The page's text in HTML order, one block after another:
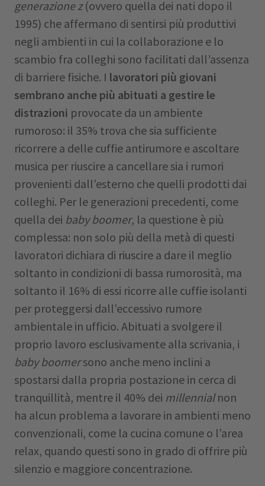
generazione z(ovvero quella dei nati dopo il
1995) che affermano di sentirsi più produttivi
negli ambienti in cui la collaborazione e lo
scambio fra colleghi sono facilitati dall’assenza
di barriere fisiche. I lavoratori più giovani
sembrano anche più abituati a gestire le
distrazioni provocate da un ambiente
rumoroso: il 35% trova che sia sufficiente
ricorrere a delle cuffie antirumore e ascoltare
musica per riuscire a cancellare sia i rumori
provenienti dall’esterno che quelli prodotti dai
colleghi. Per le generazioni precedenti, come
quella dei baby boomer, la questione è più
complessa: non solo più della metà di questi
lavoratori dichiara di riuscire a dare il meglio
soltanto in condizioni di bassa rumorosità, ma
soltanto il 16% di essi ricorre alle cuffie isolanti
per proteggersi dall’eccessivo rumore
ambientale in ufficio. Abituati a svolgere il
proprio lavoro esclusivamente alla scrivania, i
baby boomersono anche meno inclini a
spostarsi dalla propria postazione in cerca di
tranquillità, mentre il 40% dei millennialnon
ha alcun problema a lavorare in ambienti meno
convenzionali, come la cucina comune o l’area
relax, quando questi sono in grado di offrire più
silenzio e maggiore concentrazione.